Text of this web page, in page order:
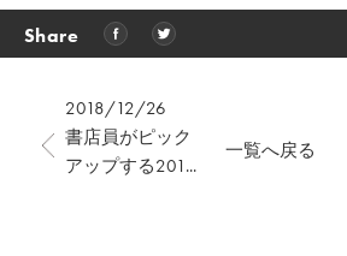
Share
2018/12/26
書店員がピック
アップする201...
一覧へ戻る